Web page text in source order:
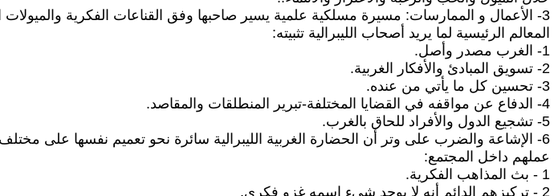
3- الأعمال و الممارسات: مسيرة مسلكية علمية يسير صاحبها وفق القناعات الفكرية والميولات القلبية أو بسبب التقليد والمحاكاة.
المعالم الرئيسية لما يريد أصحاب الليبرالية تثبيته:
1- الغرب مصدر وأصل.
2- تسويق المبادئ والأفكار الغربية.
3- تحسين كل ما يأتي من عنده.
4- الدفاع عن مواقفه في القضايا المختلفة-تبرير المنطلقات والمقاصد.
5- تشجيع الدول والأفراد للحاق بالغرب.
6- الإشاعة والضرب على وتر أن الحضارة الغربية الليبرالية سائرة نحو تعميم نفسها على مختلف مناطق العالم.
عملهم داخل المجتمع:
1 - بث المذاهب الفكرية.
2 - تركيزهم الدائم أنه لا يوجد شيء اسمه غزو فكري.